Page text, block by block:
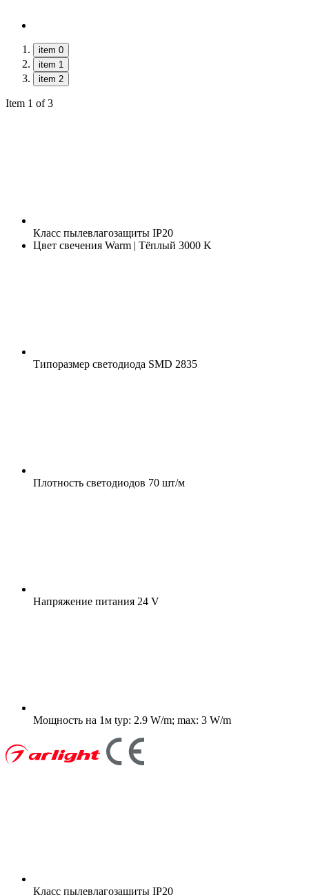
item 0
item 1
item 2
Item 1 of 3
Класс пылевлагозащиты IP20
Цвет свечения Warm | Тёплый 3000 K
Типоразмер светодиода SMD 2835
Плотность светодиодов 70 шт/м
Напряжение питания 24 V
Мощность на 1м typ: 2.9 W/m; max: 3 W/m
Класс пылевлагозащиты IP20